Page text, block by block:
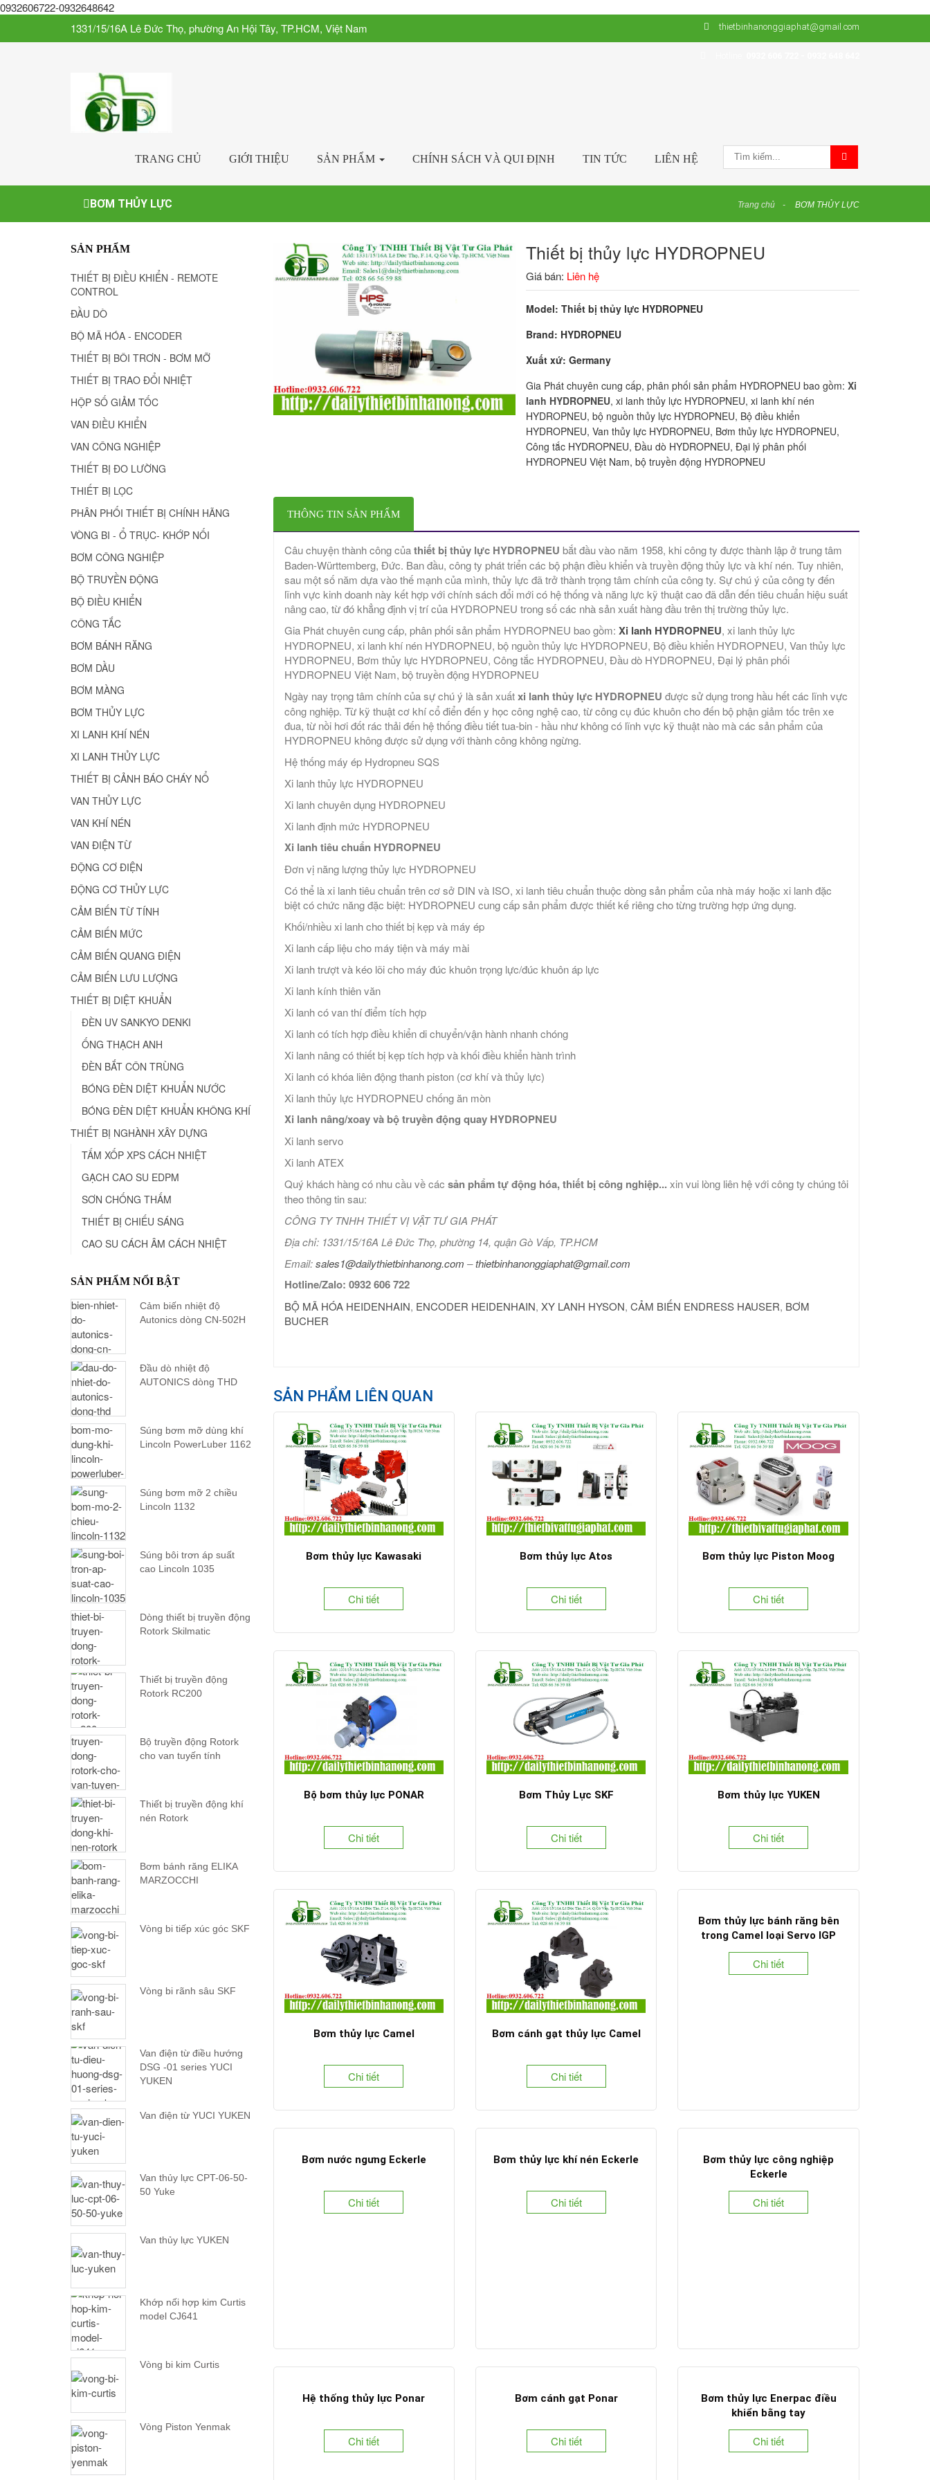
0932606722-0932648642
1331/15/16A Lê Đức Thọ, phường An Hội Tây, TP.HCM, Việt Nam
thietbinhanonggiaphat@gmail.com
TRANG CHỦ GIỚI THIỆU SẢN PHẨM CHÍNH SÁCH VÀ QUI ĐỊNH TIN TỨC LIÊN HỆ
BƠM THỦY LỰC Trang chủ BƠM THỦY LỰC
Thiết bị thủy lực HYDROPNEU
Giá bán: Liên hệ
Model: Thiết bị thủy lực HYDROPNEU
Brand: HYDROPNEU
Xuất xứ: Germany
Gia Phát chuyên cung cấp, phân phối sản phẩm HYDROPNEU bao gồm:Xi
lanh HYDROPNEU, xi lanh thủy lực HYDROPNEU, xi lanh khí nén
HYDROPNEU, bộ nguồn thủy lực HYDROPNEU, Bộ điều khiển
HYDROPNEU, Van thủy lực HYDROPNEU, Bơm thủy lực HYDROPNEU,
Công tắc HYDROPNEU, Đầu dò HYDROPNEU, Đại lý phân phối
HYDROPNEU Việt Nam, bộ truyền động HYDROPNEU
THÔNG TIN SẢN PHẨM
Câu chuyện thành công củathiết bị thủy lực HYDROPNEU bắt đầu vào năm 1958, khi công ty được thành lập ở trung tâm
Baden-Württemberg, Đức. Ban đầu, công ty phát triển các bộ phận điều khiển và truyền động thủy lực và khí nén. Tuy nhiên,
sau một số năm dựa vào thế mạnh của mình, thủy lực đã trở thành trọng tâm chính của công ty. Sự chú ý của công ty đến
lĩnh vực kinh doanh này kết hợp với chính sách đổi mới có hệ thống và năng lực kỹ thuật cao đã dẫn đến tiêu chuẩn hiệu suất
nâng cao, từ đó khẳng định vị trí của HYDROPNEU trong số các nhà sản xuất hàng đầu trên thị trường thủy lực.
Gia Phát chuyên cung cấp, phân phối sản phẩm HYDROPNEU bao gồm: Xi lanh HYDROPNEU, xi lanh thủy lực
HYDROPNEU, xi lanh khí nén HYDROPNEU, bộ nguồn thủy lực HYDROPNEU, Bộ điều khiển HYDROPNEU, Van thủy lực
HYDROPNEU, Bơm thủy lực HYDROPNEU, Công tắc HYDROPNEU, Đầu dò HYDROPNEU, Đại lý phân phối
HYDROPNEU Việt Nam, bộ truyền động HYDROPNEU
Ngày nay trọng tâm chính của sự chú ý là sản xuấtxi lanh thủy lực HYDROPNEU được sử dụng trong hầu hết các lĩnh vực
công nghiệp. Từ kỹ thuật cơ khí cổ điển đến y học công nghệ cao, từ công cụ đúc khuôn cho đến bộ phận giảm tốc trên xe
đua, từ nồi hơi đốt rác thải đến hệ thống điều tiết tua-bin - hầu như không có lĩnh vực kỹ thuật nào mà các sản phẩm của
HYDROPNEU không được sử dụng với thành công không ngừng.
Hệ thống máy ép Hydropneu SQS
Xi lanh thủy lực HYDROPNEU
Xi lanh chuyên dụng HYDROPNEU
Xi lanh định mức HYDROPNEU
Xi lanh tiêu chuẩn HYDROPNEU
Đơn vị năng lượng thủy lực HYDROPNEU
Có thể là xi lanh tiêu chuẩn trên cơ sở DIN và ISO, xi lanh tiêu chuẩn thuộc dòng sản phẩm của nhà máy hoặc xi lanh đặc
biệt có chức năng đặc biệt: HYDROPNEU cung cấp sản phẩm được thiết kế riêng cho từng trường hợp ứng dụng.
Khối/nhiều xi lanh cho thiết bị kẹp và máy ép
Xi lanh cấp liệu cho máy tiện và máy mài
Xi lanh trượt và kéo lõi cho máy đúc khuôn trọng lực/đúc khuôn áp lực
Xi lanh kính thiên văn
Xi lanh có van thí điểm tích hợp
Xi lanh có tích hợp điều khiển di chuyển/vận hành nhanh chóng
Xi lanh nâng có thiết bị kẹp tích hợp và khối điều khiển hành trình
Xi lanh có khóa liên động thanh piston (cơ khí và thủy lực)
Xi lanh thủy lực HYDROPNEU chống ăn mòn
Xi lanh nâng/xoay và bộ truyền động quay HYDROPNEU
Xi lanh servo
Xi lanh ATEX
Quý khách hàng có nhu cầu về các sản phẩm tự động hóa, thiết bị công nghiệp...xin vui lòng liên hệ với công ty chúng tôi
theo thông tin sau:
CÔNG TY TNHH THIẾT VỊ VẬT TƯ GIA PHÁT
Địa chỉ: 1331/15/16A Lê Đức Thọ, phường 14, quận Gò Vấp, TP.HCM
Email:sales1@dailythietbinhanong.com –thietbinhanonggiaphat@gmail.com
Hotline/Zalo: 0932 606 722
BỘ MÃ HÓA HEIDENHAIN, ENCODER HEIDENHAIN, XY LANH HYSON, CẢM BIẾN ENDRESS HAUSER, BƠM
BUCHER
SẢN PHẨM LIÊN QUAN
Bơm thủy lực Kawasaki
Chi tiết
Bơm thủy lực Atos
Chi tiết
Bơm thủy lực Piston Moog
Chi tiết
Bộ bơm thủy lực PONAR
Chi tiết
Bơm Thủy Lực SKF
Chi tiết
Bơm thủy lực YUKEN
Chi tiết
Bơm thủy lực Camel
Chi tiết
Bơm cánh gạt thủy lực Camel
Chi tiết
Bơm thủy lực bánh răng bên
trong Camel loại Servo IGP
Chi tiết
Bơm nước ngưng Eckerle
Chi tiết
Bơm thủy lực khí nén Eckerle
Chi tiết
Bơm thủy lực công nghiệp
Eckerle
Chi tiết
Hệ thống thủy lực Ponar
Chi tiết
Bơm cánh gạt Ponar
Chi tiết
Bơm thủy lực Enerpac điều
khiển bằng tay
Chi tiết
SẢN PHẨM
THIẾT BỊ ĐIỀU KHIỂN - REMOTE
CONTROL
ĐẦU DÒ
BỘ MÃ HÓA - ENCODER
THIẾT BỊ BÔI TRƠN - BƠM MỠ
THIẾT BỊ TRAO ĐỔI NHIỆT
HỘP SỐ GIẢM TỐC
VAN ĐIỀU KHIỂN
VAN CÔNG NGHIỆP
THIẾT BỊ ĐO LƯỜNG
THIẾT BỊ LỌC
PHÂN PHỐI THIẾT BỊ CHÍNH HÃNG
VÒNG BI - Ổ TRỤC- KHỚP NỐI
BƠM CÔNG NGHIỆP
BỘ TRUYỀN ĐỘNG
BỘ ĐIỀU KHIỂN
CÔNG TẮC
BƠM BÁNH RĂNG
BƠM DẦU
BƠM MÀNG
BƠM THỦY LỰC
XI LANH KHÍ NÉN
XI LANH THỦY LỰC
THIẾT BỊ CẢNH BÁO CHÁY NỔ
VAN THỦY LỰC
VAN KHÍ NÉN
VAN ĐIỆN TỪ
ĐỘNG CƠ ĐIỆN
ĐỘNG CƠ THỦY LỰC
CẢM BIẾN TỪ TÍNH
CẢM BIẾN MỨC
CẢM BIẾN QUANG ĐIỆN
CẢM BIẾN LƯU LƯỢNG
THIẾT BỊ DIỆT KHUẨN
ĐÈN UV SANKYO DENKI
ỐNG THẠCH ANH
ĐÈN BẮT CÔN TRÙNG
BÓNG ĐÈN DIỆT KHUẨN NƯỚC
BÓNG ĐÈN DIỆT KHUẨN KHÔNG KHÍ
THIẾT BỊ NGHÀNH XÂY DỰNG
TẤM XỐP XPS CÁCH NHIỆT
GẠCH CAO SU EDPM
SƠN CHỐNG THẤM
THIẾT BỊ CHIẾU SÁNG
CAO SU CÁCH ÂM CÁCH NHIỆT
SẢN PHẨM NỔI BẬT
Cảm biến nhiệt độ
Autonics dòng CN-502H
Đầu dò nhiệt độ
AUTONICS dòng THD
Súng bơm mỡ dùng khí
Lincoln PowerLuber 1162
Súng bơm mỡ 2 chiều
Lincoln 1132
Súng bôi trơn áp suất
cao Lincoln 1035
Dòng thiết bị truyền động
Rotork Skilmatic
Thiết bị truyền động
Rotork RC200
Bộ truyền động Rotork
cho van tuyến tính
Thiết bị truyền động khí
nén Rotork
Bơm bánh răng ELIKA
MARZOCCHI
Vòng bi tiếp xúc góc SKF
Vòng bi rãnh sâu SKF
Van điện từ điều hướng
DSG -01 series YUCI
YUKEN
Van điện từ YUCI YUKEN
Van thủy lực CPT-06-50-
50 Yuke
Van thủy lực YUKEN
Khớp nối hợp kim Curtis
model CJ641
Vòng bi kim Curtis
Vòng Piston Yenmak